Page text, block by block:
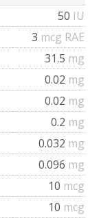
50 IU
3 mcg RAE
31.5 mg
0.02 mg
0.02 mg
0.2 mg
0.032 mg
0.096 mg
10 mcg
10 mcg